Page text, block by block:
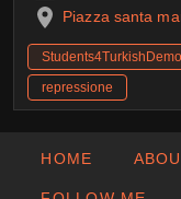
Piazza santa
repressione
HOME